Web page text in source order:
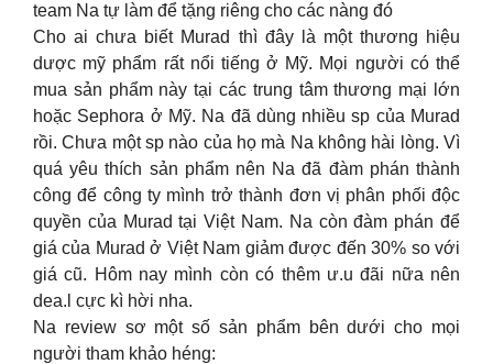
team Na tự làm để tặng riêng cho các nàng đó
Cho ai chưa biết Murad thì đây là một thương hiệu
dược mỹ phẩm rất nổi tiếng ở Mỹ. Mọi người có thể
mua sản phẩm này tại các trung tâm thương mại lớn
hoặc Sephora ở Mỹ. Na đã dùng nhiều sp của Murad
rồi. Chưa một sp nào của họ mà Na không hài lòng. Vì
quá yêu thích sản phẩm nên Na đã đàm phán thành
công để công ty mình trở thành đơn vị phân phối độc
quyền của Murad tại Việt Nam. Na còn đàm phán để
giá của Murad ở Việt Nam giảm được đến 30% so với
giá cũ. Hôm nay mình còn có thêm ư.u đãi nữa nên
dea.l cực kì hời nha.
Na review sơ một số sản phẩm bên dưới cho mọi
người tham khảo héng: